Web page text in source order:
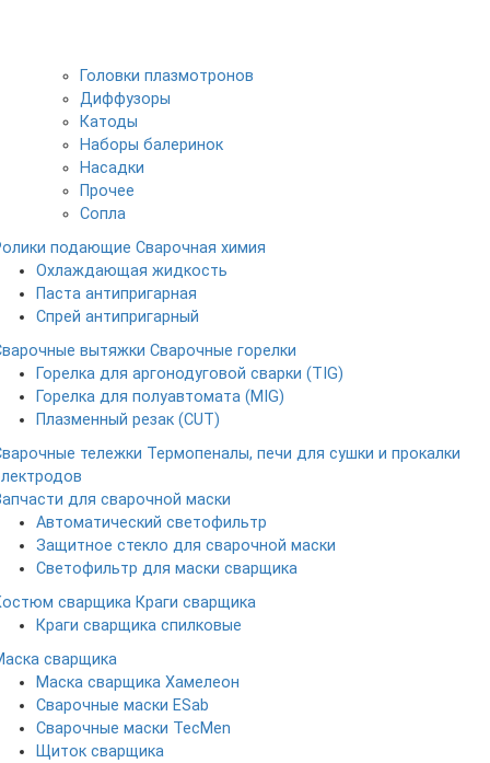
Головки плазмотронов
Диффузоры
Катоды
Наборы балеринок
Насадки
Прочее
Сопла
подающие Сварочная химия
Охлаждающая жидкость
Паста антипригарная
Спрей антипригарный
вытяжки Сварочные горелки
Горелка для аргонодуговой сварки (TIG)
Горелка для полуавтомата (MIG)
Плазменный резак (CUT)
тележки Термопеналы, печи для сушки и прокалки
для сварочной маски
Автоматический светофильтр
Защитное стекло для сварочной маски
Светофильтр для маски сварщика
сварщика Краги сварщика
Краги сварщика спилковые
сварщика
Маска сварщика Хамелеон
Сварочные маски ESab
Сварочные маски TecMen
Щиток сварщика